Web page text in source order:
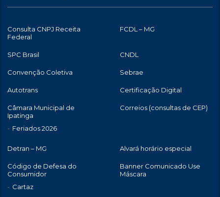
Consulta CNPJ Receita
Federal
FCDL – MG
SPC Brasil CNDL
Convenção Coletiva Sebrae
Autotrans Certificação Digital
Câmara Municipal de
Ipatinga
Feriados 2026
Correios (consultas de CEP)
Detran – MG Alvará horário especial
Código de Defesa do
Consumidor
Cartaz
Banner Comunicado Use
Máscara